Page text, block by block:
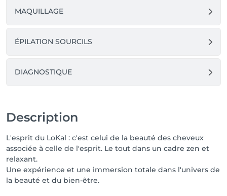
MAQUILLAGE
ÉPILATION SOURCILS
DIAGNOSTIQUE
Description
L'esprit du LoKal : c'est celui de la beauté des cheveux
associée à celle de l'esprit. Le tout dans un cadre zen et
relaxant.
Une expérience et une immersion totale dans l'univers de
la beauté et du bien-être.